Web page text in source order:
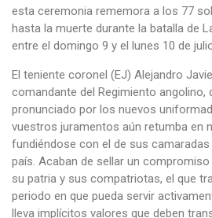
esta ceremonia rememora a los 77
hasta la muerte durante la batalla de
entre el domingo 9 y el lunes 10 de
El teniente coronel (EJ) Alejandro
comandante del Regimiento
pronunciado por los nuevos
vuestros juramentos aún retumba en
fundiéndose con el de sus
país. Acaban de sellar un
su patria y sus compatriotas, el que
periodo en que pueda servir
lleva implícitos valores que deben